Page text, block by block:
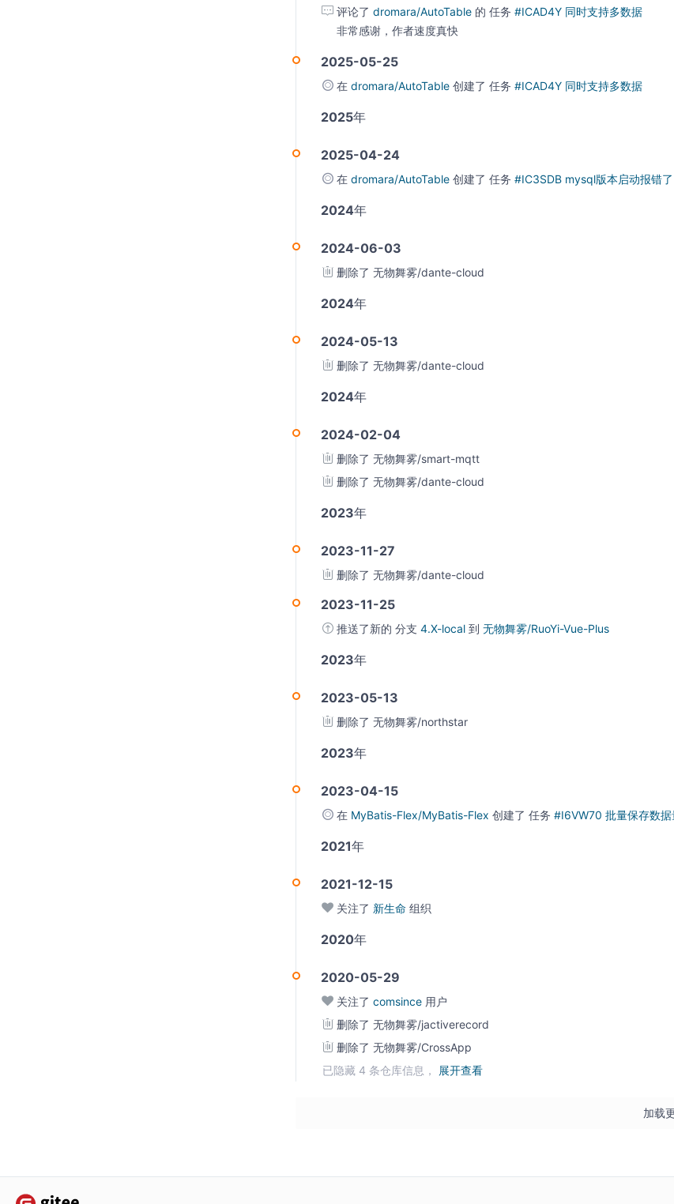
评论了 dromara/AutoTable 的任务#ICAD4Y 同时支持多数据
非常感谢，作者速度真快
2025-05-25
在 dromara/AutoTable创建了 任务#ICAD4Y 同时支持多数据
2025年
2025-04-24
在 dromara/AutoTable创建了 任务#IC3SDB mysql版本启动报错了
2024年
2024-06-03
删除了 无物舞雾/dante-cloud
2024年
2024-05-13
删除了 无物舞雾/dante-cloud
2024年
2024-02-04
删除了 无物舞雾/smart-mqtt
删除了 无物舞雾/dante-cloud
2023年
2023-11-27
删除了 无物舞雾/dante-cloud
2023-11-25
推送了新的分支4.X-local到无物舞雾/RuoYi-Vue-Plus
2023年
2023-05-13
删除了 无物舞雾/northstar
2023年
2023-04-15
在 MyBatis-Flex/MyBatis-Flex创建了 任务#I6VW70 批量保存数
2021年
2021-12-15
关注了 新生命 组织
2020年
2020-05-29
关注了comsince 用户
删除了 无物舞雾/jactiverecord
删除了 无物舞雾/CrossApp
已隐藏 4 条仓库信息，
展开查看
加载